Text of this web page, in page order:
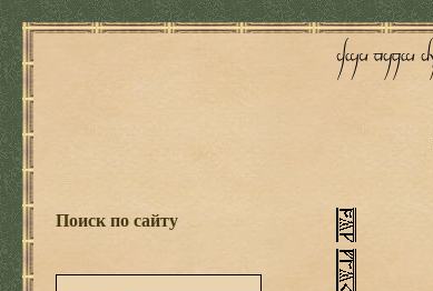
Поиск по сайту